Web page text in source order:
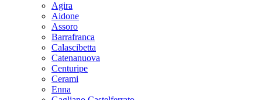
Agira
Aidone
Assoro
Barrafranca
Calascibetta
Catenanuova
Centuripe
Cerami
Enna